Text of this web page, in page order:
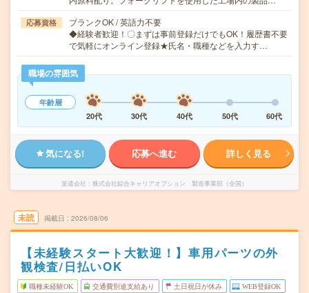
応募資格
ブランクOK / 英語力不要
◆経験者歓迎！〇まずは事前登録だけでもOK！履歴書不要
で気軽にオンライン登録★氏名・職種などを入力す…
職場の雰囲気
年齢層
20代
30代 40代 50代 60代
気になる! 応募へ進む 詳しく見る
派遣会社 株式会社綜合キャリアオプション 製造事業部（全国）
未読 掲載日 2026/08/06
【未経験スタート大歓迎！】車用パーツの外
観検査/日払いOK
職種未経験OK 交通費別途支給あり 土日祝日が休み WEB登録OK